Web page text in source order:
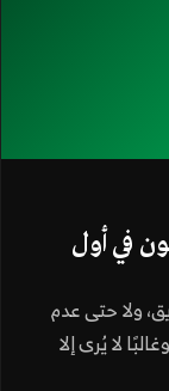
في أول
ولا حتى عدم
لا يُرى إلا